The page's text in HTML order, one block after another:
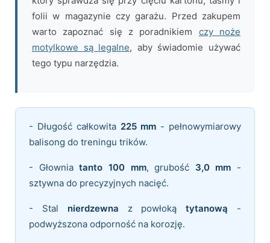
folii w magazynie czy garażu. Przed zakupem
warto zapoznać się z poradnikiem czy noże
motylkowe są legalne, aby świadomie używać
tego typu narzędzia.
- Długość całkowita 225 mm - pełnowymiarowy
balisong do treningu trików.
- Głowniatanto 100 mm, grubość 3,0 mm -
sztywna do precyzyjnych nacięć.
- Stal nierdzewna z powłokątytanową -
podwyższona odporność na korozję.